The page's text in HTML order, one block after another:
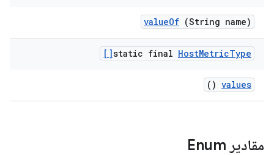
valueOf (String name)
static final HostMetricType[]
values
()
مقادیر Enum